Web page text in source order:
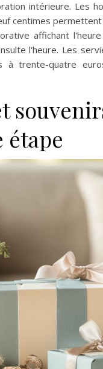
intérieure. Les
centimes
affichant
l'heure. Les
à trente-quatre
étape